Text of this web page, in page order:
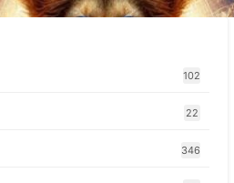
102
22
346